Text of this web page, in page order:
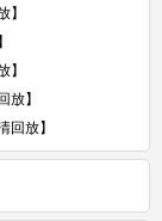
】
放】